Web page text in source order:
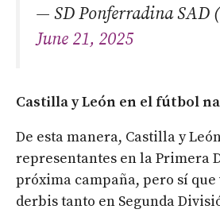
— SD Ponferradina SAD
June 21, 2025
Castilla y León en el fútbol
De esta manera, Castilla y
representantes en la Primera
próxima campaña, pero sí
derbis tanto en Segunda